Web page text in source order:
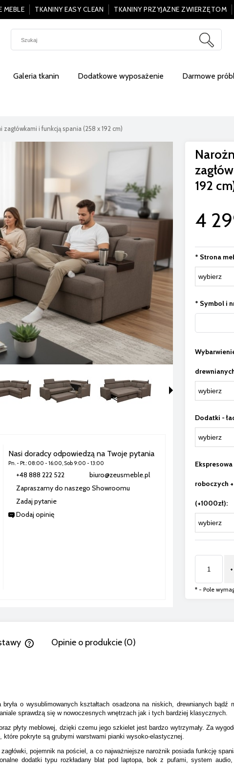
MEBLE TKANINY EASY CLEAN TKANINY PRZYJAZNE ZWIERZĘTOM
Galeria tkanin Dodatkowe wyposażenie Darmowe
i funkcją spania (258 x 192 cm)
Nasi doradcy odpowiedzą na Twoje pytania
Pn. - Pt.: 08:00 - 16:00, Sob 9:00 - 13:00
+48 888 222 522
biuro@zeusmeble.pl
Zapraszamy do naszego Showroomu
Zadaj pytanie
Dodaj opinię
192
4
* Strona
* Symbol i
Dodatki -
roboczych
(+1000zł):
+
*- Pole
Opinie o produkcie (0)
o wysublimowanych kształtach osadzona na niskich, drewnianych bądź
sprawdzą się w nowoczesnych wnętrzach jak i tych bardziej klasycznych.
płyty meblowej, dzięki czemu jego szkielet jest bardzo wytrzymały. Za
pokryte są grubymi warstwami pianki wysoko-elastycznej.
pojemnik na pościel, a co najważniejsze narożnik posiada funkcję
dodatki typu rozkładany blat pod laptopa, bok z pufami, system